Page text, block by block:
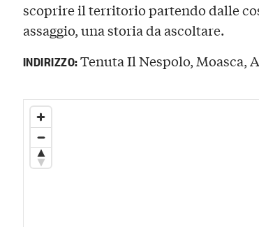
scoprire il territorio partendo dalle
assaggio, una storia da ascoltare.
INDIRIZZO:Tenuta Il Nespolo, Moasca,